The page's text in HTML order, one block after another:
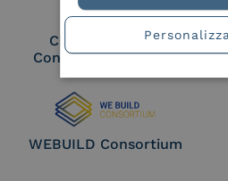
Cloud Signature
Consortium Member
WEBUILD Consortium